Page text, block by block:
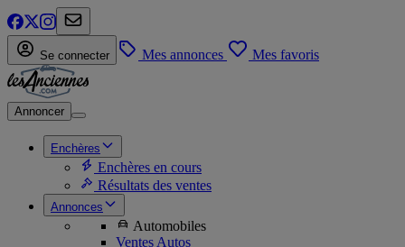
Se connecter Mes annonces Mes favoris
Annoncer
Enchères
Enchères en cours
Résultats des ventes
Annonces
Automobiles
Ventes Autos